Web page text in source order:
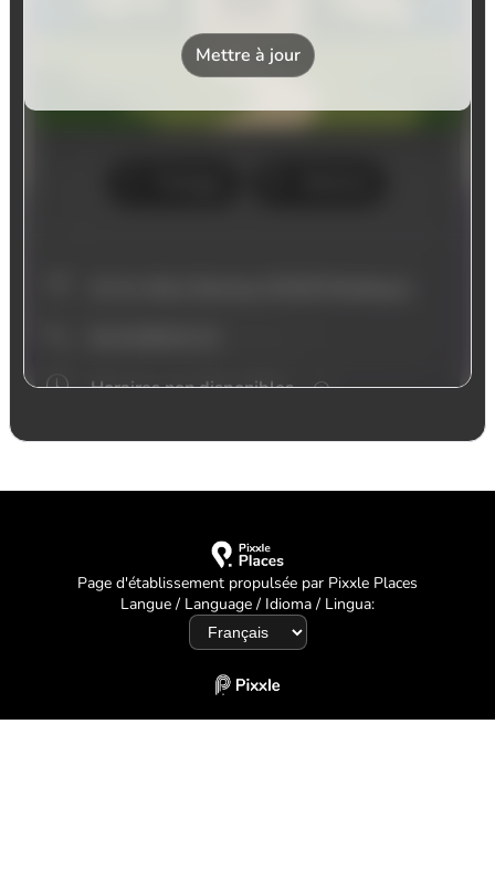
Page d'établissement propulsée par Pixxle Places
Langue / Language / Idioma / Lingua: